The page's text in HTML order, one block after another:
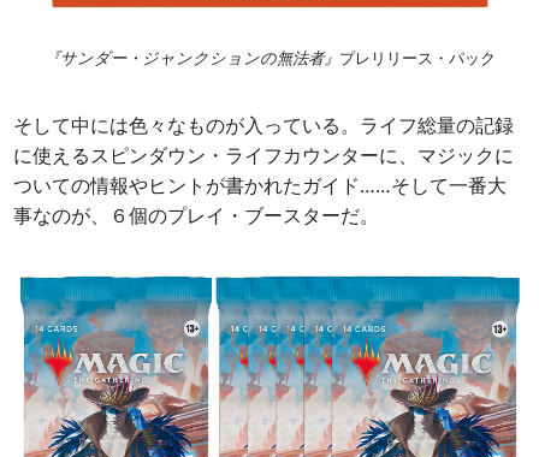
『サンダー・ジャンクションの無法者』 プレリリース・パック
そして中には色々なものが入っている。ライフ総量の記録
に使えるスピンダウン・ライフカウンターに、マジックに
ついての情報やヒントが書かれたガイド……そして一番大
事なのが、６個のプレイ・ブースターだ。